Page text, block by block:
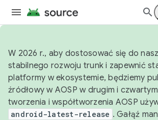
W 2026 r., aby dostosować się do
stabilnego rozwoju trunk i zapewnić
platformy w ekosystemie, będziemy
źródłowy w AOSP w drugim i
tworzenia i współtworzenia AOSP
android-latest-release . Gałąź